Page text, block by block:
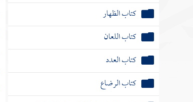
كتاب الظهار
كتاب اللعان
كتاب العدد
كتاب الرضاع